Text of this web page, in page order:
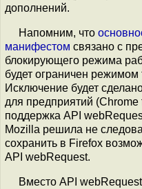
дополнений.
Напомним, что
манифестом связано с
блокирующего режима
будет ограничен режимом
Исключение будет
для предприятий
поддержка API
Mozilla решила не
сохранить в Firefox
API webRequest.
Вместо API